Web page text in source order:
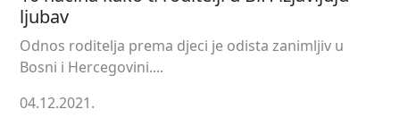
ljubav
Odnos roditelja prema djeci je odista zanimljiv u
Bosni i Hercegovini....
04.12.2021.